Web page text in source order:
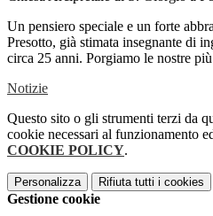
Un pensiero speciale e un forte
Presotto, già stimata insegnante di
circa 25 anni. Porgiamo le nostre
Notizie
Questo sito o gli strumenti terzi da
cookie necessari al funzionamento
COOKIE POLICY.
Personalizza Rifiuta tutti i cookies
Gestione cookie